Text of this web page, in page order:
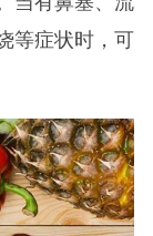
等症状时，可